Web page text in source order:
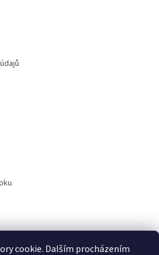
cookie. Dalším procházením